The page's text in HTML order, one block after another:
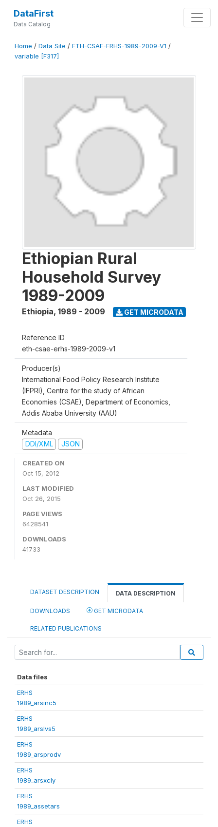
DataFirst
Data Catalog
Home / Data Site / ETH-CSAE-ERHS-1989-2009-V1 /
variable [F317]
Ethiopian Rural
Household Survey
1989-2009
Ethiopia, 1989 - 2009 GET MICRODATA
Reference ID
eth-csae-erhs-1989-2009-v1
Producer(s)
International Food Policy Research Institute
(IFPRI), Centre for the study of African
Economies (CSAE), Department of Economics,
Addis Ababa University (AAU)
Metadata
DDI/XML
JSON
CREATED ON
Oct 15, 2012
LAST MODIFIED
Oct 26, 2015
PAGE VIEWS
6428541
DOWNLOADS
41733
DATASET DESCRIPTION DATA DESCRIPTION
DOWNLOADS GET MICRODATA
RELATED PUBLICATIONS
Data files
ERHS
1989_arsinc5
ERHS
1989_arslvs5
ERHS
1989_arsprodv
ERHS
1989_arsxcly
ERHS
1989_assetars
ERHS